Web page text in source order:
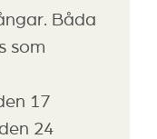
Båda
som
17
24